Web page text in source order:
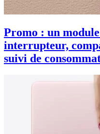
Promo : un
interrupteur,
suivi de